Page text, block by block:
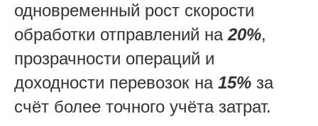
одновременный рост скорости
обработки отправлений на 20%,
прозрачности операций и
доходности перевозок на 15% за
счёт более точного учёта затрат.